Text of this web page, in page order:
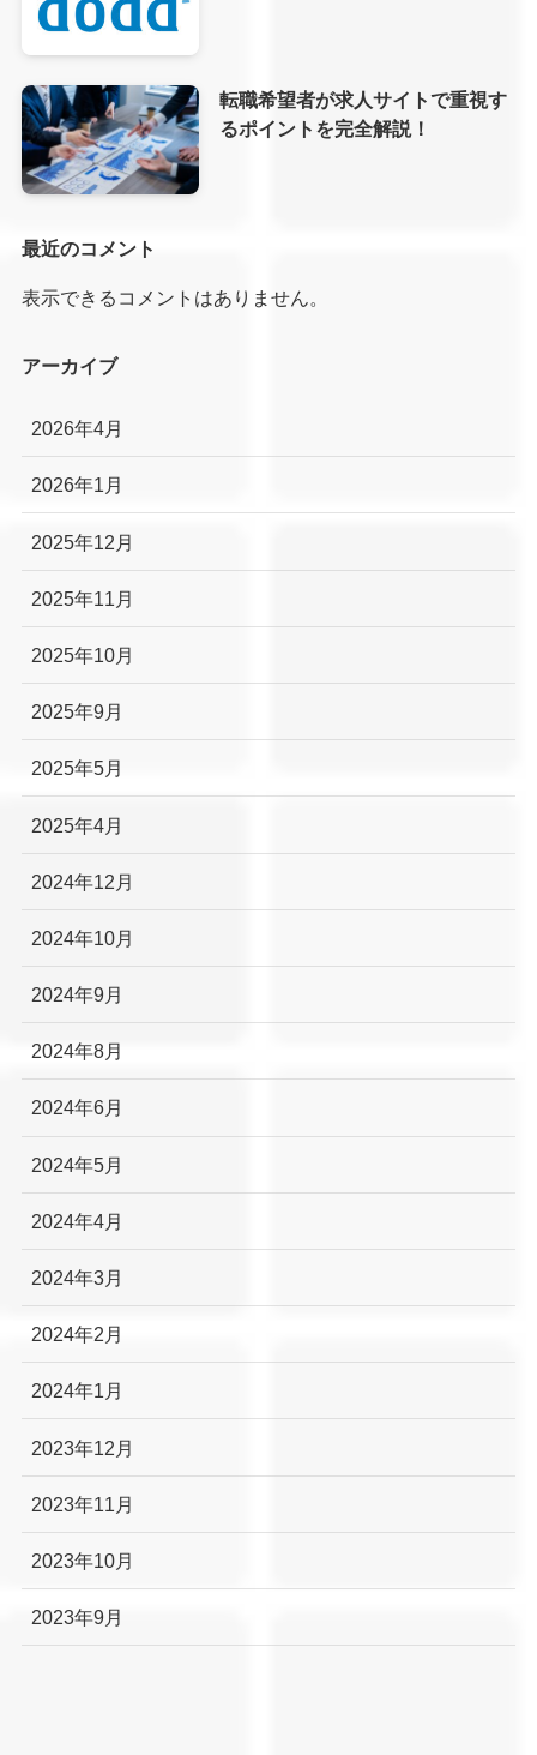
転職希望者が求人サイトで重視す
るポイントを完全解説！
最近のコメント
表示できるコメントはありません。
アーカイブ
2026年4月
2026年1月
2025年12月
2025年11月
2025年10月
2025年9月
2025年5月
2025年4月
2024年12月
2024年10月
2024年9月
2024年8月
2024年6月
2024年5月
2024年4月
2024年3月
2024年2月
2024年1月
2023年12月
2023年11月
2023年10月
2023年9月